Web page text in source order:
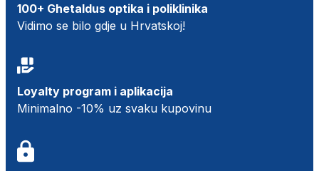
100+ Ghetaldus optika i poliklinika
Vidimo se bilo gdje u Hrvatskoj!
Loyalty program i aplikacija
Minimalno -10% uz svaku kupovinu